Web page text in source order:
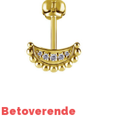
Betoverende